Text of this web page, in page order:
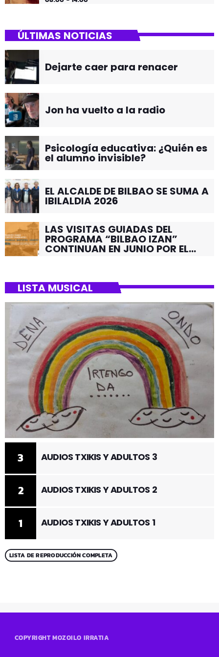
ÚLTIMAS NOTICIAS
Dejarte caer para renacer
Jon ha vuelto a la radio
Psicología educativa: ¿Quién es
el alumno invisible?
EL ALCALDE DE BILBAO SE SUMA A
IBILALDIA 2026
LAS VISITAS GUIADAS DEL
PROGRAMA “BILBAO IZAN”
CONTINUAN EN JUNIO POR EL
LISTA MUSICAL
1 AUDIOS TXIKIS Y ADULTOS 1
2 AUDIOS TXIKIS Y ADULTOS 2
3 AUDIOS TXIKIS Y ADULTOS 3
LISTA DE REPRODUCCIÓN COMPLETA
COPYRIGHT MOZOILO IRRATIA